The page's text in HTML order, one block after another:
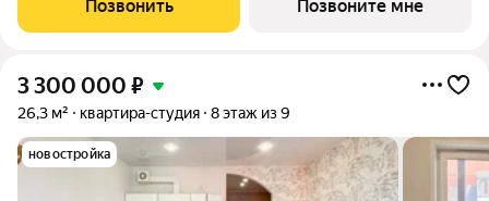
районе дальнего Завеличья. Дом выполнен в
Позвонить Позвоните мне
3 300 000 ₽
26,3 м² квартира-студия 8 этаж из 9
новостройка